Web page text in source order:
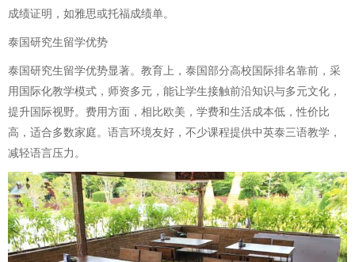
成绩证明，如雅思或托福成绩单。
泰国研究生留学优势
泰国研究生留学优势显著。教育上，泰国部分高校国际排名靠前，采
用国际化教学模式，师资多元，能让学生接触前沿知识与多元文化，
提升国际视野。费用方面，相比欧美，学费和生活成本低，性价比
高，适合多数家庭。语言环境友好，不少课程提供中英泰三语教学，
减轻语言压力。